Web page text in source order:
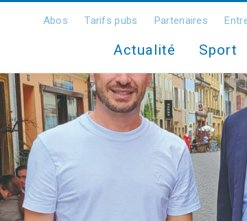
Abos Tarifs pubs Partenaires
Actualité Sport